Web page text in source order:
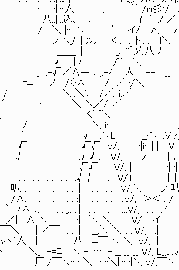
人 , ´´ /rr彡'/ .
､ ､ ｲ＾＾. :/ ／|
:.＼ ’ イ/. : 人| ﾉ
| )>｡ ＜: : : 卜: :| :l＼
|_、''｀乂:八 ﾉ
/＾ ＼
､ ,,-/ 人 | -- __
/く:∧ / ／:i:/＼ ￣￣
'， /／.i:i:／
.＼i:＼／/:i
⌒＼ :. | /
/ ＼i:i:i| :. ./
L __へ .V /＿
V/, :|i:| | |
V/, |￣ﾚ￣￣ |
. . . . . ..√√ . . V/,.:|
. . . . . . . .√√ . . . . V/,l
. . . . . . . .| | . . . . . . V/,＼ ノ
. . . . :| | . . . . . . ..V/, ＞＜ . /
. . .. .._.. :.| |. . . . . . . ..:V/, . . . .
| .∧ ＼ . . . . :.:| |＼ ＼ . . . ..V/, . .
| ／￣ . . . .| | __.＼ ＼. . ..V/,
vヽ`人 | . . . . . . . 八-=ﾆ￣ ＼ ＼_ V/,
＼_ -=ﾆ￣＼ -‐…‐- __ __ __ V/,
::.::.:＼.::.::.::＼|.:::::|＼ V/